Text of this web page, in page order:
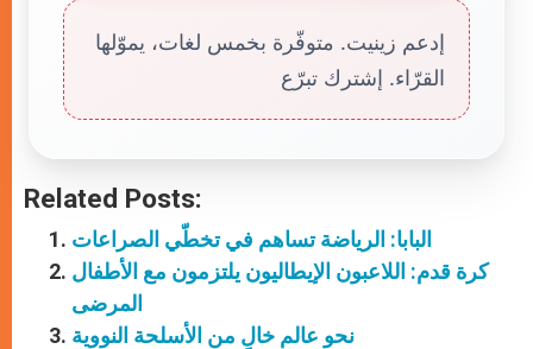
إدعم زينيت. متوفّرة بخمس لغات، يموّلها
القرّاء. إشترك تبرّع
Related Posts:
البابا: الرياضة تساهم في تخطّي الصراعات
كرة قدم: اللاعبون الإيطاليون يلتزمون مع الأطفال
المرضى
نحو عالم خالٍ من الأسلحة النووية